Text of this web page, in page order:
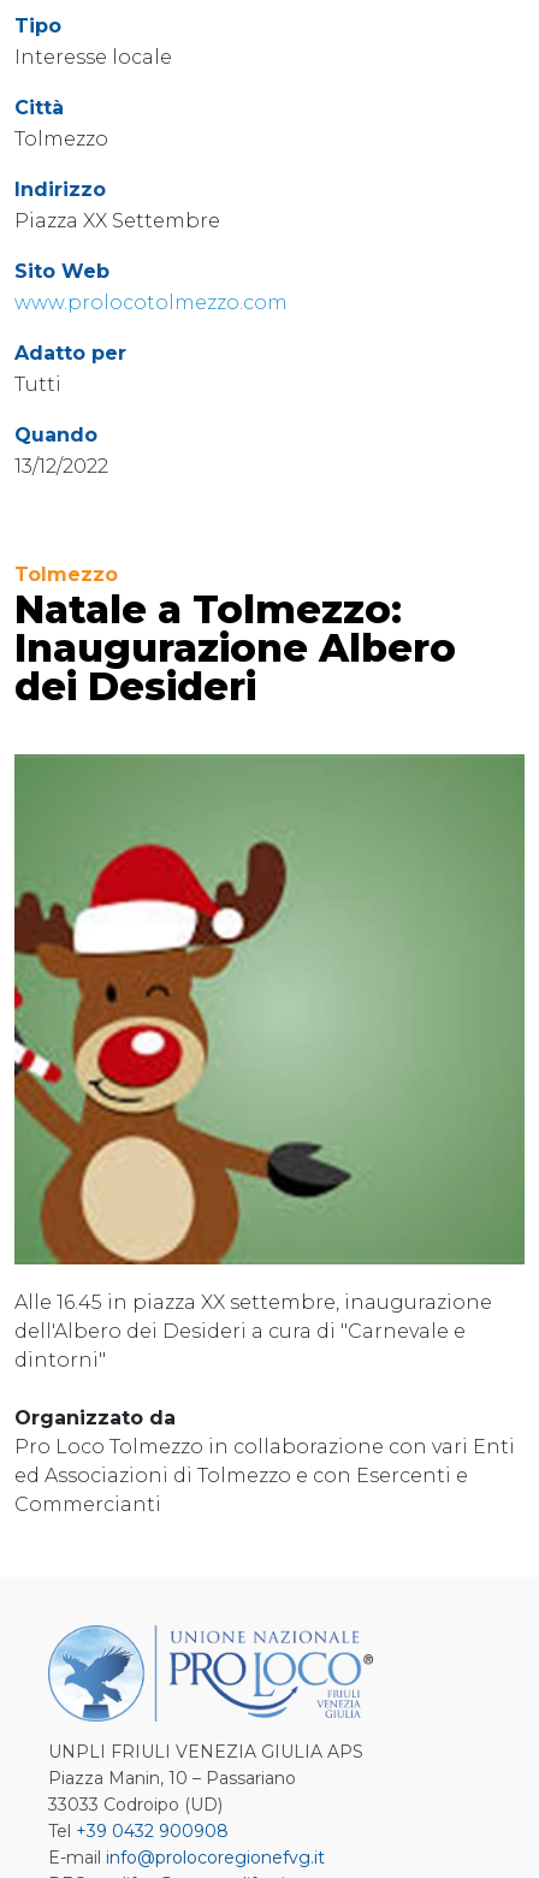
Tipo
Interesse locale
Città
Tolmezzo
Indirizzo
Piazza XX Settembre
Sito Web
www.prolocotolmezzo.com
Adatto per
Tutti
Quando
13/12/2022
Tolmezzo
Natale a Tolmezzo:
Inaugurazione Albero
dei Desideri
Alle 16.45 in piazza XX settembre, inaugurazione
dell'Albero dei Desideri a cura di "Carnevale e
dintorni"
Organizzato da
Pro Loco Tolmezzo in collaborazione con vari Enti
ed Associazioni di Tolmezzo e con Esercenti e
Commercianti
UNPLI FRIULI VENEZIA GIULIA APS
Piazza Manin, 10 – Passariano
33033 Codroipo (UD)
Tel +39 0432 900908
E-mail info@prolocoregionefvg.it